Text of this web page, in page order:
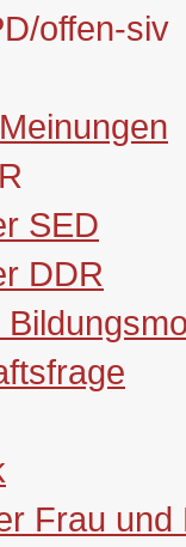
offen-siv
SED
DDR
Frau und